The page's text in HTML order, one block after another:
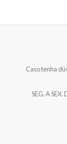
Caso tenha
SEG. A SEX.